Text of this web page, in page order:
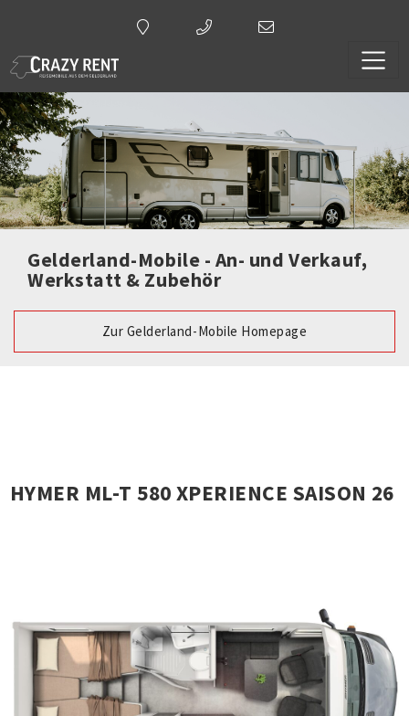
Gelderland-Mobile - An- und Verkauf,
Werkstatt & Zubehör
Zur Gelderland-Mobile Homepage
HYMER ML-T 580 XPERIENCE SAISON 26